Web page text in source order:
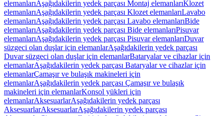
elemanlarıAşağıdakilerin yedek parçası Montaj elemanlarıKlozet
elemanlarıAşağıdakilerin yedek parçası Klozet elemanlarıLavabo
elemanlarıAşağıdakilerin yedek parçası Lavabo elemanlarıBide
elemanlarıAşağıdakilerin yedek parçası Bide elemanlarıPisuvar
elemanlarıAşağıdakilerin yedek parçası Pisuvar elemanlarıDuvar
süzgeci olan duşlar için elemanlarAşağıdakilerin yedek parçası
Duvar süzgeci olan duşlar için elemanlarBataryalar ve cihazlar için
elemanlarAşağıdakilerin yedek parçası Bataryalar ve cihazlar için
elemanlarÇamaşır ve bulaşık makineleri için
elemanlarAşağıdakilerin yedek parçası Çamaşır ve bulaşık
makineleri için elemanlarKonsol yükleri için
elemanlarAksesuarlarAşağıdakilerin yedek parçası
AksesuarlarAksesuarlarAşağıdakilerin yedek parçası